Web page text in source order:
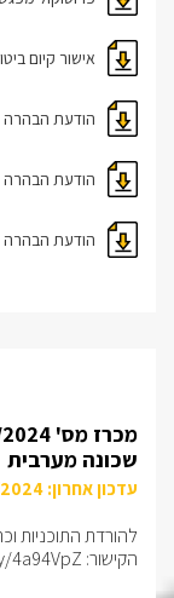
אישור קיום
הודעת הבהרה
הודעת הבהרה
הודעת הבהרה
שכונה מערבית
עדכון אחרון: 10/03/2024
הקישור: https://bit.ly/4a94VpZ